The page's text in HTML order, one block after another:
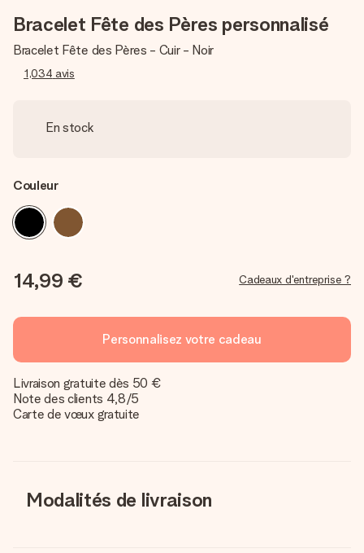
Bracelet Fête des Pères personnalisé
Bracelet Fête des Pères - Cuir - Noir
1,034 avis
En stock
Couleur
14,99 € Cadeaux d'entreprise ?
Personnalisez votre cadeau
Livraison gratuite dès 50 €
Note des clients 4,8/5
Carte de vœux gratuite
Modalités de livraison